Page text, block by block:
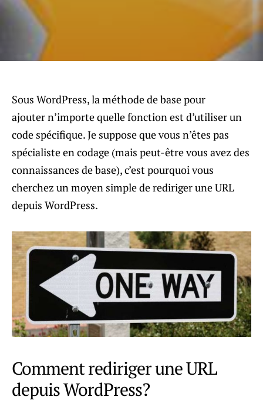
Sous WordPress, la méthode de base pour
ajouter n’importe quelle fonction est d’utiliser un
code spécifique. Je suppose que vous n’êtes pas
spécialiste en codage (mais peut-être vous avez des
connaissances de base), c’est pourquoi vous
cherchez un moyen simple de rediriger une URL
depuis WordPress.
Comment rediriger une URL
depuis WordPress?